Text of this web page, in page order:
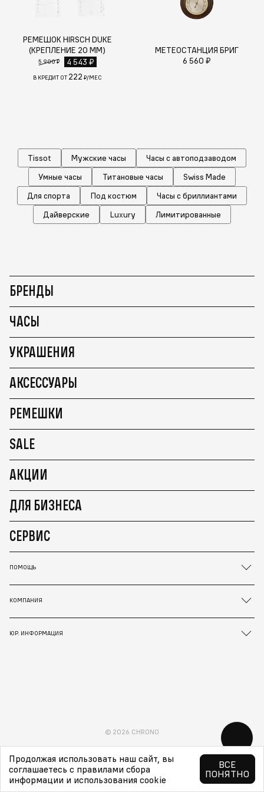
РЕМЕШОК HIRSCH DUKE
(КРЕПЛЕНИЕ 20 ММ)
5 900 ₽ 4 543 ₽
В КРЕДИТ ОТ 222 ₽/МЕС
МЕТЕОСТАНЦИЯ БРИГ
6 560 ₽
Tissot Мужские часы
Часы с автоподзаводом
Умные часы
Титановые часы
Swiss Made
Для спорта
Под костюм
Часы с бриллиантами
Дайверские
Luxury Лимитированные
БРЕНДЫ
ЧАСЫ
УКРАШЕНИЯ
АКСЕССУАРЫ
РЕМЕШКИ
SALE
АКЦИИ
ДЛЯ БИЗНЕСА
СЕРВИС
ПОМОЩЬ
КОМПАНИЯ
ЮР. ИНФОРМАЦИЯ
© 2026 CHRONO
Продолжая использовать наш сайт, вы
соглашаетесь с правилами сбора
информации и использования cookie
ВСЕ
ПОНЯТНО